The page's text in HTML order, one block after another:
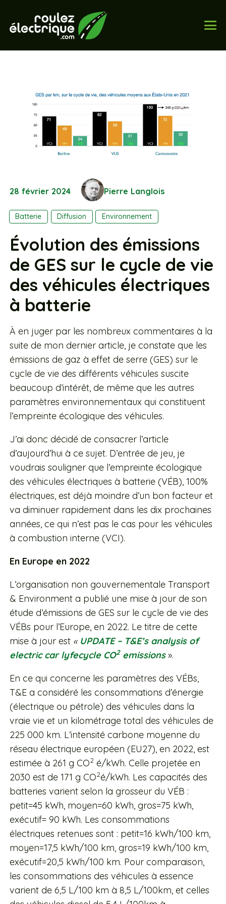
28 février 2024 Pierre Langlois
Batterie Diffusion Environnement
Évolution des émissions
de GES sur le cycle de vie
des véhicules électriques
à batterie
À en juger par les nombreux commentaires à la
suite de mon dernier article, je constate que les
émissions de gaz à effet de serre (GES) sur le
cycle de vie des différents véhicules suscite
beaucoup d’intérêt, de même que les autres
paramètres environnementaux qui constituent
l’empreinte écologique des véhicules.
J’ai donc décidé de consacrer l’article
d’aujourd’hui à ce sujet. D’entrée de jeu, je
voudrais souligner que l’empreinte écologique
des véhicules électriques à batterie (VÉB), 100%
électriques, est déjà moindre d’un bon facteur et
va diminuer rapidement dans les dix prochaines
années, ce qui n’est pas le cas pour les véhicules
à combustion interne (VCI).
En Europe en 2022
L’organisation non gouvernementale Transport
& Environment a publié une mise à jour de son
étude d’émissions de GES sur le cycle de vie des
VÉBs pour l’Europe, en 2022. Le titre de cette
mise à jour est « UPDATE – T&E’s analysis of
electric car lyfecycle CO2emissions».
En ce qui concerne les paramètres des VÉBs,
T&E a considéré les consommations d’énergie
(électrique ou pétrole) des véhicules dans la
vraie vie et un kilométrage total des véhicules de
225 000 km. L’intensité carbone moyenne du
réseau électrique européen (EU27), en 2022, est
estimée à 261 g CO2é/kWh. Celle projetée en
2030 est de 171 g CO2é/kWh. Les capacités des
batteries varient selon la grosseur du VÉB :
petit=45 kWh, moyen=60 kWh, gros=75 kWh,
exécutif= 90 kWh. Les consommations
électriques retenues sont : petit=16 kWh/100 km,
moyen=17,5 kWh/100 km, gros=19 kWh/100 km,
exécutif=20,5 kWh/100 km. Pour comparaison,
les consommations des véhicules à essence
varient de 6,5 L/100 km à 8,5 L/100km, et celles